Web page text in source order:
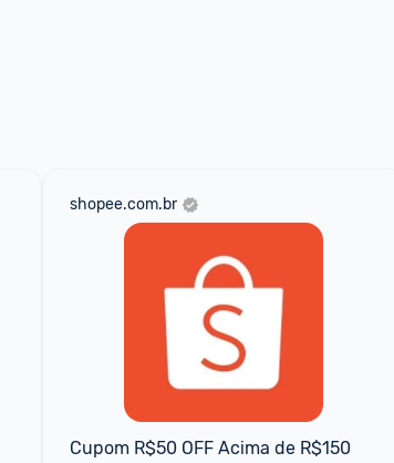
shopee.com.br
Cupom R$50 OFF Acima de R$150